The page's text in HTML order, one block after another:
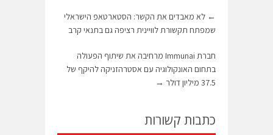
← לא מאבדים את הקשר: הסטארטאפ הישראלי
שמפתח תקשורת לוויינית רציפה גם בתנאי קרב
חברת Immunai מרחיבה את שיתוף הפעולה
בתחום האונקולוגיה עם אסטרהזניקה להיקף של
37.5 מיליון דולר
→
כתבות קשורות